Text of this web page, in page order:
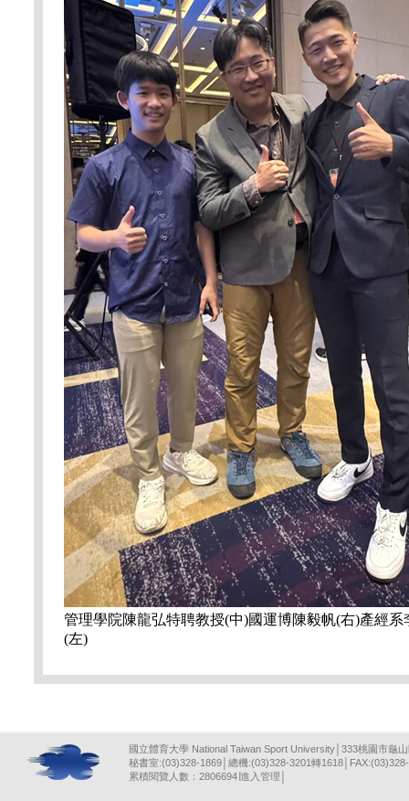
管理學院陳龍弘特聘教授(中)國運博陳毅帆(右)產經系
(左)
國立體育大學 National Taiwan Sport University│333桃園市龜
秘書室:(03)328-1869│總機:(03)328-3201轉
累積閱覽人數：2806694∣ 進入管理